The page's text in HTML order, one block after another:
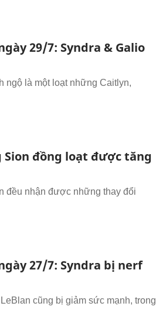
29/7: Syndra & Galio
ngộ là một loạt những Caitlyn,
Sion đồng loạt được tăng
đều nhận được những thay đổi
27/7: Syndra bị nerf
cũng bị giảm sức mạnh, trong